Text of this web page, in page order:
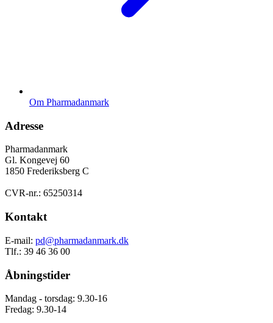
Om Pharmadanmark
Adresse
Pharmadanmark
Gl. Kongevej 60
1850 Frederiksberg C
CVR-nr.: 65250314
Kontakt
E-mail: pd@pharmadanmark.dk
Tlf.: 39 46 36 00
Åbningstider
Mandag - torsdag: 9.30-16
Fredag: 9.30-14